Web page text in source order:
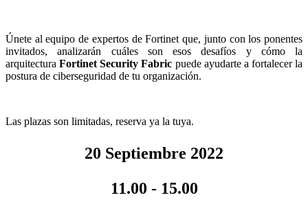
Únete al equipo de expertos de Fortinet que, junto con los ponentes
invitados, analizarán cuáles son esos desafíos y cómo la
arquitecturaFortinet Security Fabric puede ayudarte a fortalecer la
postura de ciberseguridad de tu organización.
Las plazas son limitadas, reserva ya la tuya.
20 Septiembre 2022
11.00 - 15.00